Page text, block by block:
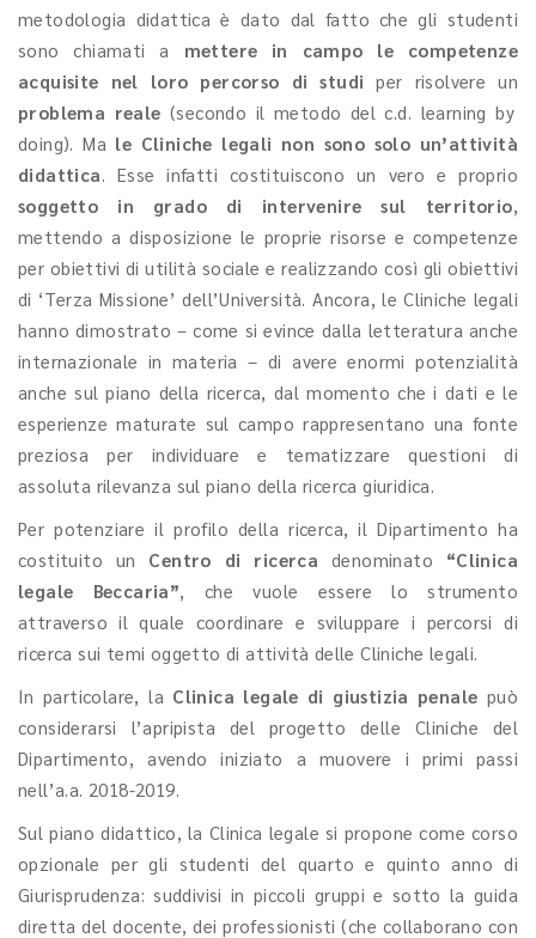
metodologia didattica è dato dal fatto che gli studenti
sono chiamati a mettere in campo le competenze
acquisite nel loro percorso di studiper risolvere un
problema reale (secondo il metodo del c.d. learning by
doing). Ma le Cliniche legali non sono solo un’attività
didattica. Esse infatti costituiscono un vero e proprio
soggetto in grado di intervenire sul territorio,
mettendo a disposizione le proprie risorse e competenze
per obiettivi di utilità sociale e realizzando così gli obiettivi
di ‘Terza Missione’ dell’Università. Ancora, le Cliniche legali
hanno dimostrato – come si evince dalla letteratura anche
internazionale in materia – di avere enormi potenzialità
anche sul piano della ricerca, dal momento che i dati e le
esperienze maturate sul campo rappresentano una fonte
preziosa per individuare e tematizzare questioni di
assoluta rilevanza sul piano della ricerca giuridica.
Per potenziare il profilo della ricerca, il Dipartimento ha
costituito un Centro di ricerca denominato “Clinica
legale Beccaria”, che vuole essere lo strumento
attraverso il quale coordinare e sviluppare i percorsi di
ricerca sui temi oggetto di attività delle Cliniche legali.
In particolare, la Clinica legale di giustizia penale può
considerarsi l’apripista del progetto delle Cliniche del
Dipartimento, avendo iniziato a muovere i primi passi
nell’a.a. 2018-2019.
Sul piano didattico, la Clinica legale si propone come corso
opzionale per gli studenti del quarto e quinto anno di
Giurisprudenza: suddivisi in piccoli gruppi e sotto la guida
diretta del docente, dei professionisti (che collaborano con